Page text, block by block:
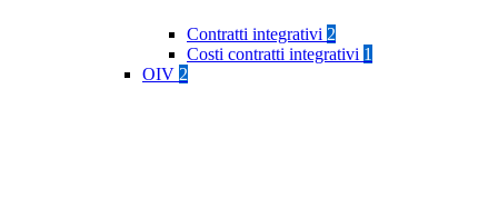
Contratti integrativi 2
Costi contratti integrativi 1
OIV 2